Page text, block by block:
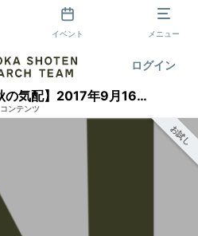
イベント メニュー
ログイン
【森岡書店日報：秋の気配】2017年9月16日
コンテンツ
お試し